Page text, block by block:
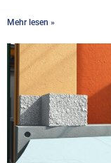
Mehr lesen »